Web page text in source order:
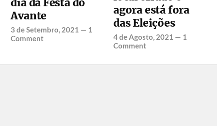
Avante
3 de Setembro, 2021 — 1
Comment
agora está fora
das Eleições
4 de Agosto, 2021 — 1
Comment